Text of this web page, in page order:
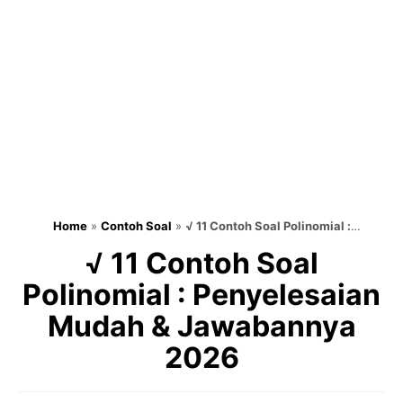
Home» Contoh Soal » √ 11 Contoh Soal Polinomial :
√ 11 Contoh Soal
Polinomial : Penyelesaian
Mudah & Jawabannya
2026